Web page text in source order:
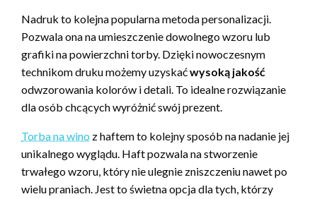
Nadruk to kolejna popularna metoda personalizacji.
Pozwala ona na umieszczenie dowolnego wzoru lub
grafiki na powierzchni torby. Dzięki nowoczesnym
technikom druku możemy uzyskaćwysoką jakość
odwzorowania kolorów i detali. To idealne rozwiązanie
dla osób chcących wyróżnić swój prezent.
Torba na wino z haftem to kolejny sposób na nadanie jej
unikalnego wyglądu. Haft pozwala na stworzenie
trwałego wzoru, który nie ulegnie zniszczeniu nawet po
wielu praniach. Jest to świetna opcja dla tych, którzy